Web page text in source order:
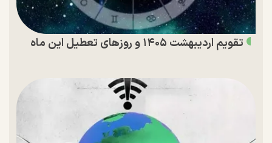
تقویم اردیبهشت ۱۴۰۵ و روز‌های تعطیل این ماه